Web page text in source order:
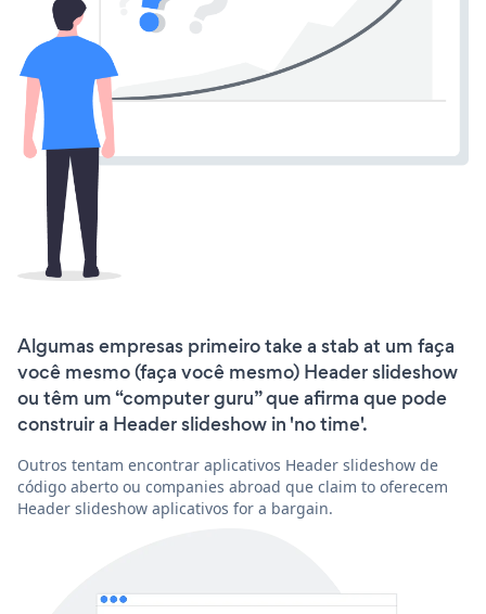
Algumas empresas primeiro take a stab at um faça
você mesmo (faça você mesmo) Header slideshow
ou têm um “computer guru” que afirma que pode
construir a Header slideshow in 'no time'.
Outros tentam encontrar aplicativos Header slideshow de
código aberto ou companies abroad que claim to oferecem
Header slideshow aplicativos for a bargain.